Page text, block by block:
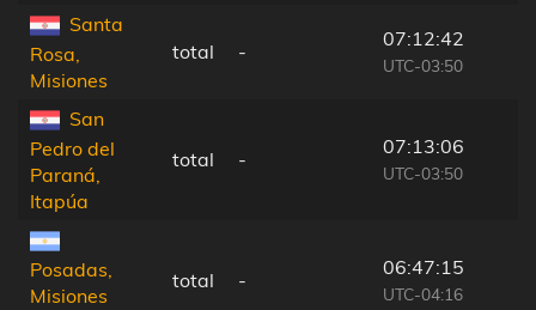
Santa
Rosa,
Misiones
total -
07:12:42
UTC-03:50
San
Pedro del
Paraná,
Itapúa
total -
07:13:06
UTC-03:50
Posadas,
Misiones
total -
06:47:15
UTC-04:16